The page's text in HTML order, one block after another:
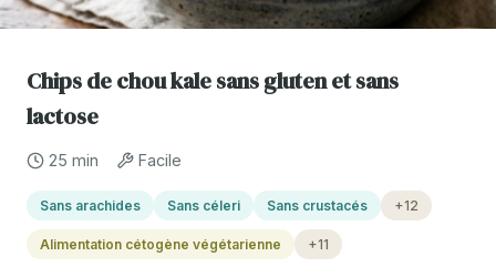
Chips de chou kale sans gluten et sans
lactose
25 min Facile
Sans arachides Sans céleri Sans crustacés +12
Alimentation cétogène végétarienne +11